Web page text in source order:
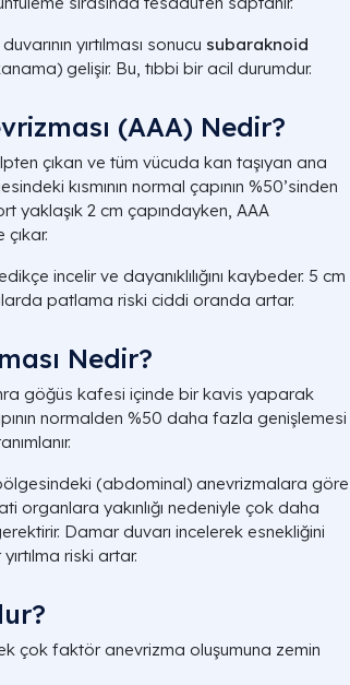
yırtılması sonucu subaraknoid
gelişir. Bu, tıbbi bir acil durumdur.
(AAA) Nedir?
çıkan ve tüm vücuda kan taşıyan ana
kısmının normal çapının %50’sinden
yaklaşık 2 cm çapındayken, AAA
incelir ve dayanıklılığını kaybeder. 5 cm
patlama riski ciddi oranda artar.
Nedir?
göğüs kafesi içinde bir kavis yaparak
normalden %50 daha fazla genişlemesi
(abdominal) anevrizmalara göre
organlara yakınlığı nedeniyle çok daha
Damar duvarı incelerek esnekliğini
riski artar.
çok faktör anevrizma oluşumuna zemin